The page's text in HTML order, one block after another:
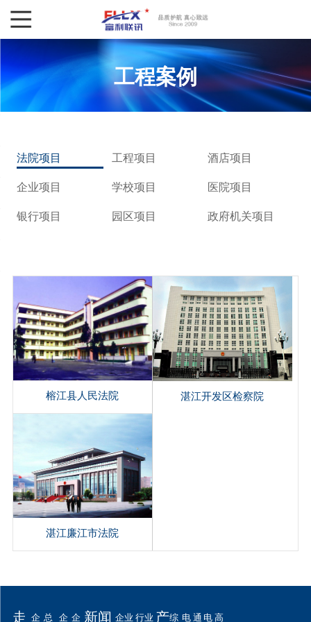
工程案例
法院项目 工程项目
酒店项目
企业项目
学校项目
医院项目
银行项目
园区项目 政府机关项目
榕江县人民法院 湛江开发区检察院
湛江廉江市法院
走 企 总 企 企 新闻 企业 行业 产综 电通 电高